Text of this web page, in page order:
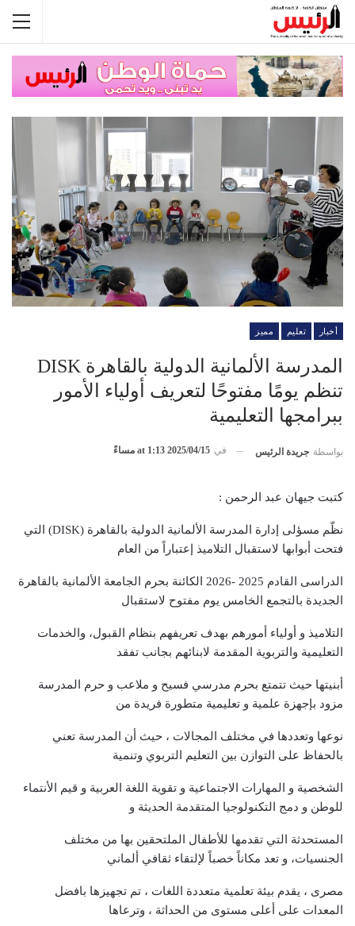
أخبار تعليم مميز
المدرسة الألمانية الدولية بالقاهرة DISK
تنظم يومًا مفتوحًا لتعريف أولياء الأمور
ببرامجها التعليمية
بواسطة جريدة الرئيس في 2025/04/15 at 1:13 مساءً
كتبت جيهان عبد الرحمن :
نظّم مسؤلى إدارة المدرسة الألمانية الدولية بالقاهرة (DISK) التي
فتحت أبوابها لاستقبال التلاميذ إعتباراً من العام
الدراسى القادم 2025 -2026 الكائنة بحرم الجامعة الألمانية بالقاهرة
الجديدة بالتجمع الخامس يوم مفتوح لاستقبال
التلاميذ و أولياء أمورهم بهدف تعريفهم بنظام القبول، والخدمات
التعليمية والتربوية المقدمة لابنائهم بجانب تفقد
أبنيتها حيث تتمتع بحرم مدرسي فسيح و ملاعب و حرم المدرسة
مزود بإجهزة علمية و تعليمية متطورة فريدة من
نوعها وتعددها في مختلف المجالات ، حيث أن المدرسة تعني
بالحفاظ على التوازن بين التعليم التربوي وتنمية
الشخصية و المهارات الاجتماعية و تقوية اللغة العربية و قيم الأنتماء
للوطن و دمج التكنولوجيا المتقدمة الحديثة و
المستحدثة التي تقدمها للأطفال الملتحقين بها من مختلف
الجنسيات، و تعد مكاناً خصباً لإلتقاء ثقافي ألماني
مصرى ، يقدم بيئة تعلمية متعددة اللغات ، تم تجهيزها بافضل
المعدات على أعلى مستوى من الحداثة ، وترعاها